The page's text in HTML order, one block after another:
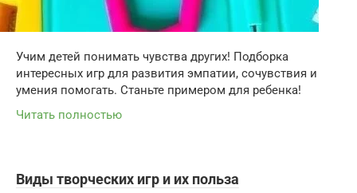
Учим детей понимать чувства других! Подборка
интересных игр для развития эмпатии, сочувствия и
умения помогать. Станьте примером для ребенка!
Читать полностью
Виды творческих игр и их польза